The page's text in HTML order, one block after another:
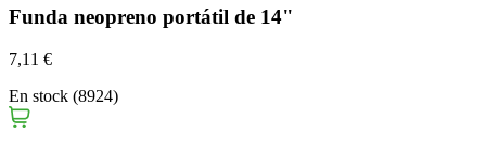
Funda neopreno portátil de 14"
7,11 €
En stock (8924)